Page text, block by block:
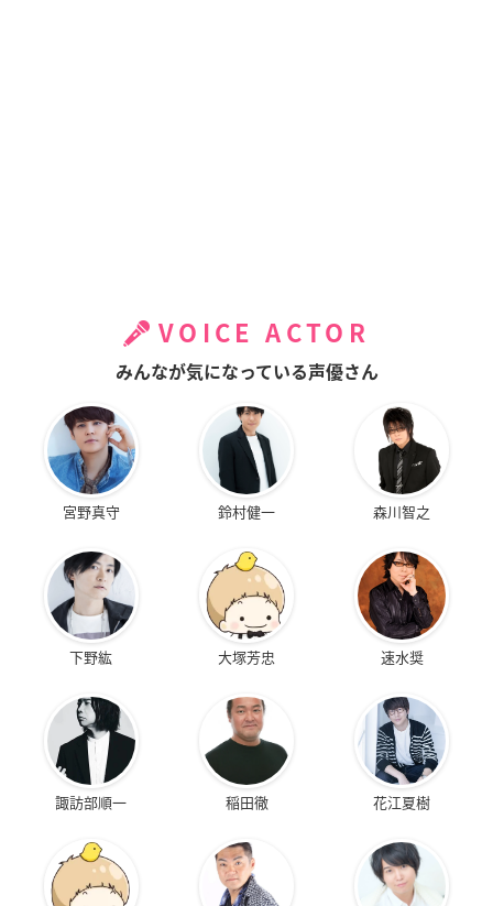
VOICE ACTOR
みんなが気になっている声優さん
宮野真守 鈴村健一 森川智之
下野紘 大塚芳忠 速水奨
諏訪部順一 稲田徹 花江夏樹